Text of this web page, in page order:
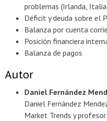
problemas (Irlanda,
Déficit y deuda sobre el
Balanza por cuenta
Posición financiera
Balanza de pagos
Autor
Daniel Fernández
Daniel Fernández
Market Trends y